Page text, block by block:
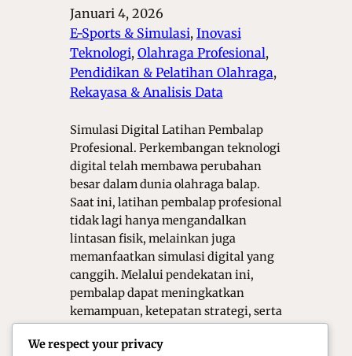
Januari 4, 2026
E-Sports & Simulasi, Inovasi
Teknologi, Olahraga Profesional ,
Pendidikan & Pelatihan Olahraga ,
Rekayasa & Analisis Data
Simulasi Digital Latihan Pembalap
Profesional. Perkembangan teknologi
digital telah membawa perubahan
besar dalam dunia olahraga balap.
Saat ini, latihan pembalap profesional
tidak lagi hanya mengandalkan
lintasan fisik, melainkan juga
memanfaatkan simulasi digital yang
canggih. Melalui pendekatan ini,
pembalap dapat meningkatkan
kemampuan, ketepatan strategi, serta
aman dan efisien. Oleh karena itu,
We respect your privacy